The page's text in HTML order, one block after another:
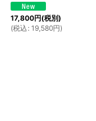
17,800円(税別)
(税込 : 19,580円)